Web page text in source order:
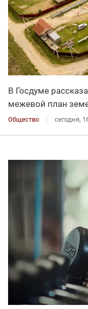
В Госдуме
межевой план
Общество сегодня,